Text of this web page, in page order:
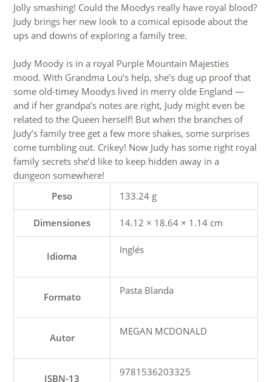
Jolly smashing! Could the Moodys really have royal blood?
Judy brings her new look to a comical episode about the
ups and downs of exploring a family tree.
Judy Moody is in a royal Purple Mountain Majesties
mood. With Grandma Lou’s help, she’s dug up proof that
some old-timey Moodys lived in merry olde England —
and if her grandpa’s notes are right, Judy might even be
related to the Queen herself! But when the branches of
Judy’s family tree get a few more shakes, some surprises
come tumbling out. Crikey! Now Judy has some right royal
family secrets she’d like to keep hidden away in a
dungeon somewhere!
Peso
133.24 g
Dimensiones 14.12 × 18.64 × 1.14 cm
Idioma
Inglés
Formato
Pasta Blanda
Autor
MEGAN MCDONALD
ISBN-13
9781536203325